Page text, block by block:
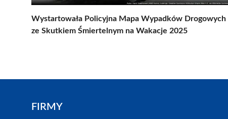
Wystartowała Policyjna Mapa Wypadków Drogowych
ze Skutkiem Śmiertelnym na Wakacje 2025
FIRMY